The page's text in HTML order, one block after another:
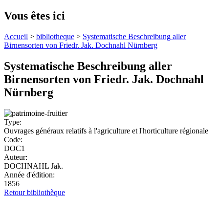
Vous êtes ici
Accueil > bibliotheque > Systematische Beschreibung aller
Birnensorten von Friedr. Jak. Dochnahl Nürnberg
Systematische Beschreibung aller
Birnensorten von Friedr. Jak. Dochnahl
Nürnberg
Type:
Ouvrages généraux relatifs à l'agriculture et l'horticulture régionale
Code:
DOC1
Auteur:
DOCHNAHL Jak.
Année d'édition:
1856
Retour bibliothèque